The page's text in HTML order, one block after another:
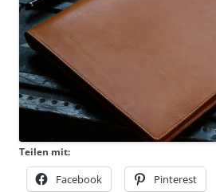
Teilen mit:
Facebook Pinterest